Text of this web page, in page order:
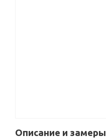
Описание и замеры